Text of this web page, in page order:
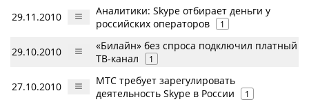
29.11.2010
Аналитики: Skype отбирает деньги у
российских операторов
1
29.10.2010
«Билайн» без спроса подключил платный
ТВ-канал
1
27.10.2010
МТС требует зарегулировать
деятельность Skype в России
1